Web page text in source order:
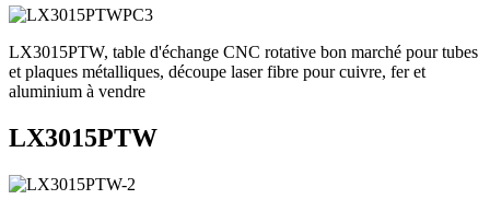
LX3015PTW, table d'échange CNC rotative bon marché pour tubes
et plaques métalliques, découpe laser fibre pour cuivre, fer et
aluminium à vendre
LX3015PTW